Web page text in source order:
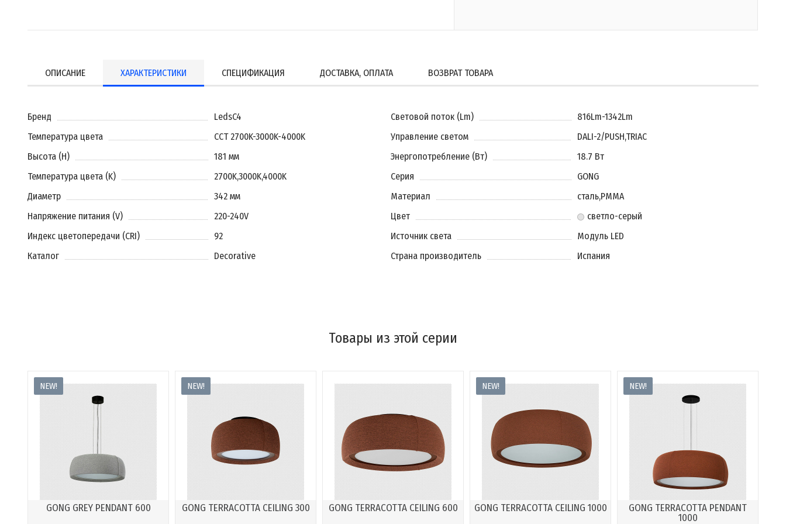
ОПИСАНИЕ ХАРАКТЕРИСТИКИ СПЕЦИФИКАЦИЯ ДОСТАВКА, ОПЛАТА ВОЗВРАТ ТОВАРА
Бренд LedsC4 Световой поток (Lm)
816Lm-1342Lm
Температура цвета
CCT 2700K-3000K-4000K Управление светом DALI-2/PUSH,TRIAC
Высота (H)
181 мм Энергопотребление (Вт)
18.7 Вт
Температура цвета (K)
2700K,3000K,4000K Серия
GONG
Диаметр
342 мм Материал сталь,PMMA
Напряжение питания (V)
220-240V Цвет
светло-серый
Индекс цветопередачи (CRI)
92 Источник света
Модуль LED
Каталог
Decorative Страна производитель Испания
Товары из этой серии
NEW!
GONG GREY PENDANT 600
NEW!
GONG TERRACOTTA CEILING 300 GONG TERRACOTTA CEILING 600
NEW!
GONG TERRACOTTA CEILING 1000
NEW!
GONG TERRACOTTA PENDANT
1000